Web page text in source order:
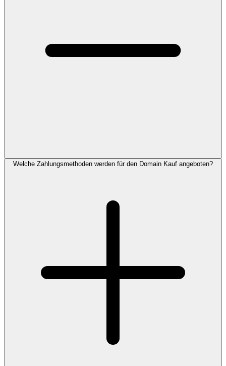
Welche Zahlungsmethoden werden für den Domain Kauf angeboten?